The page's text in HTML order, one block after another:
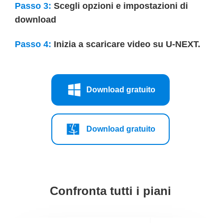
Passo 3: Scegli opzioni e impostazioni di
download
Passo 4: Inizia a scaricare video su U-NEXT.
Download gratuito
Download gratuito
Confronta tutti i piani